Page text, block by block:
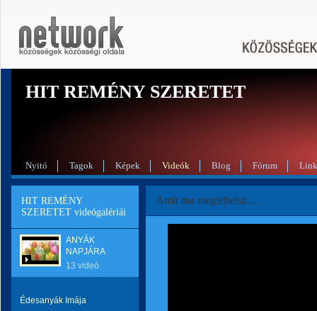
HIT REMÉNY SZERETET
Nyitó Tagok Képek Videók Blog Fórum
HIT REMÉNY
SZERETET videógalériái
ANYÁK
NAPJÁRA
13 videó
Édesanyák Imája
Amit ma megtehetsz…